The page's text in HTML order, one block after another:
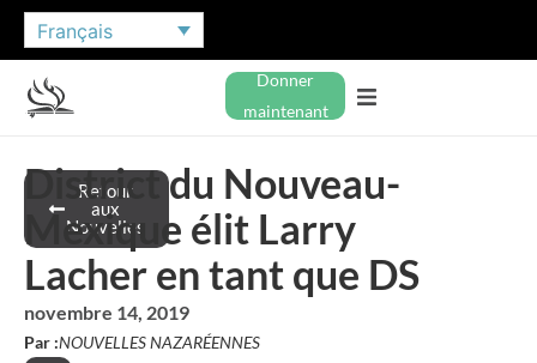
Français
Donner
maintenant
Retour
aux
Nouvelles
District du Nouveau-
Mexique élit Larry
Lacher en tant que DS
novembre 14, 2019
Par :NOUVELLES NAZARÉENNES